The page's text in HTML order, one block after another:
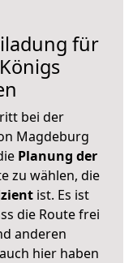
für
bei der
Magdeburg
Planung der
zu wählen, die
ist. Es ist
die Route frei
anderen
hier haben